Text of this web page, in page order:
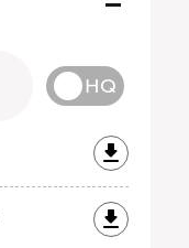
HQ